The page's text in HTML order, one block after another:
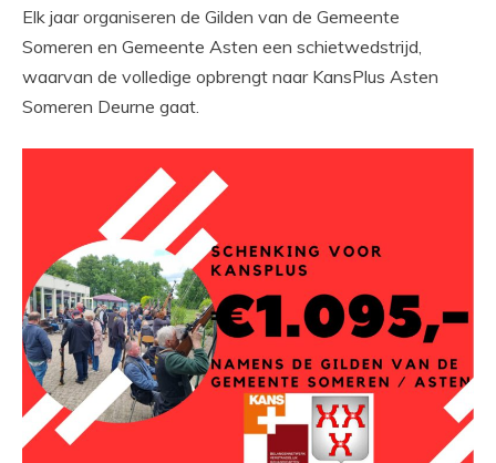
Elk jaar organiseren de Gilden van de Gemeente
Someren en Gemeente Asten een schietwedstrijd,
waarvan de volledige opbrengt naar KansPlus Asten
Someren Deurne gaat.